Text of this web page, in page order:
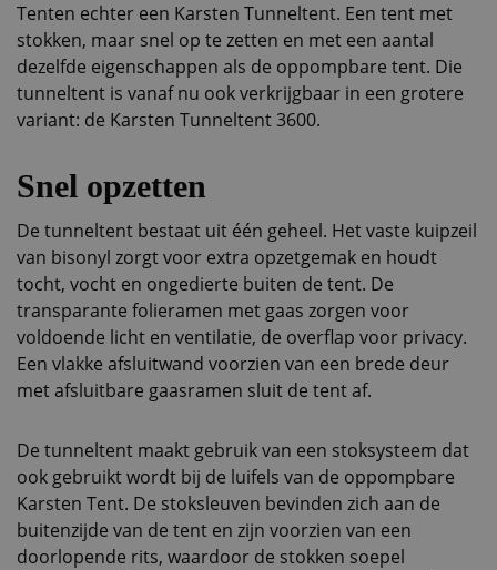
Tenten echter een Karsten Tunneltent. Een tent met
stokken, maar snel op te zetten en met een aantal
dezelfde eigenschappen als de oppompbare tent. Die
tunneltent is vanaf nu ook verkrijgbaar in een grotere
variant: de Karsten Tunneltent 3600.
Snel opzetten
De tunneltent bestaat uit één geheel. Het vaste kuipzeil
van bisonyl zorgt voor extra opzetgemak en houdt
tocht, vocht en ongedierte buiten de tent. De
transparante folieramen met gaas zorgen voor
voldoende licht en ventilatie, de overflap voor privacy.
Een vlakke afsluitwand voorzien van een brede deur
met afsluitbare gaasramen sluit de tent af.
De tunneltent maakt gebruik van een stoksysteem dat
ook gebruikt wordt bij de luifels van de oppompbare
Karsten Tent. De stoksleuven bevinden zich aan de
buitenzijde van de tent en zijn voorzien van een
doorlopende rits, waardoor de stokken soepel